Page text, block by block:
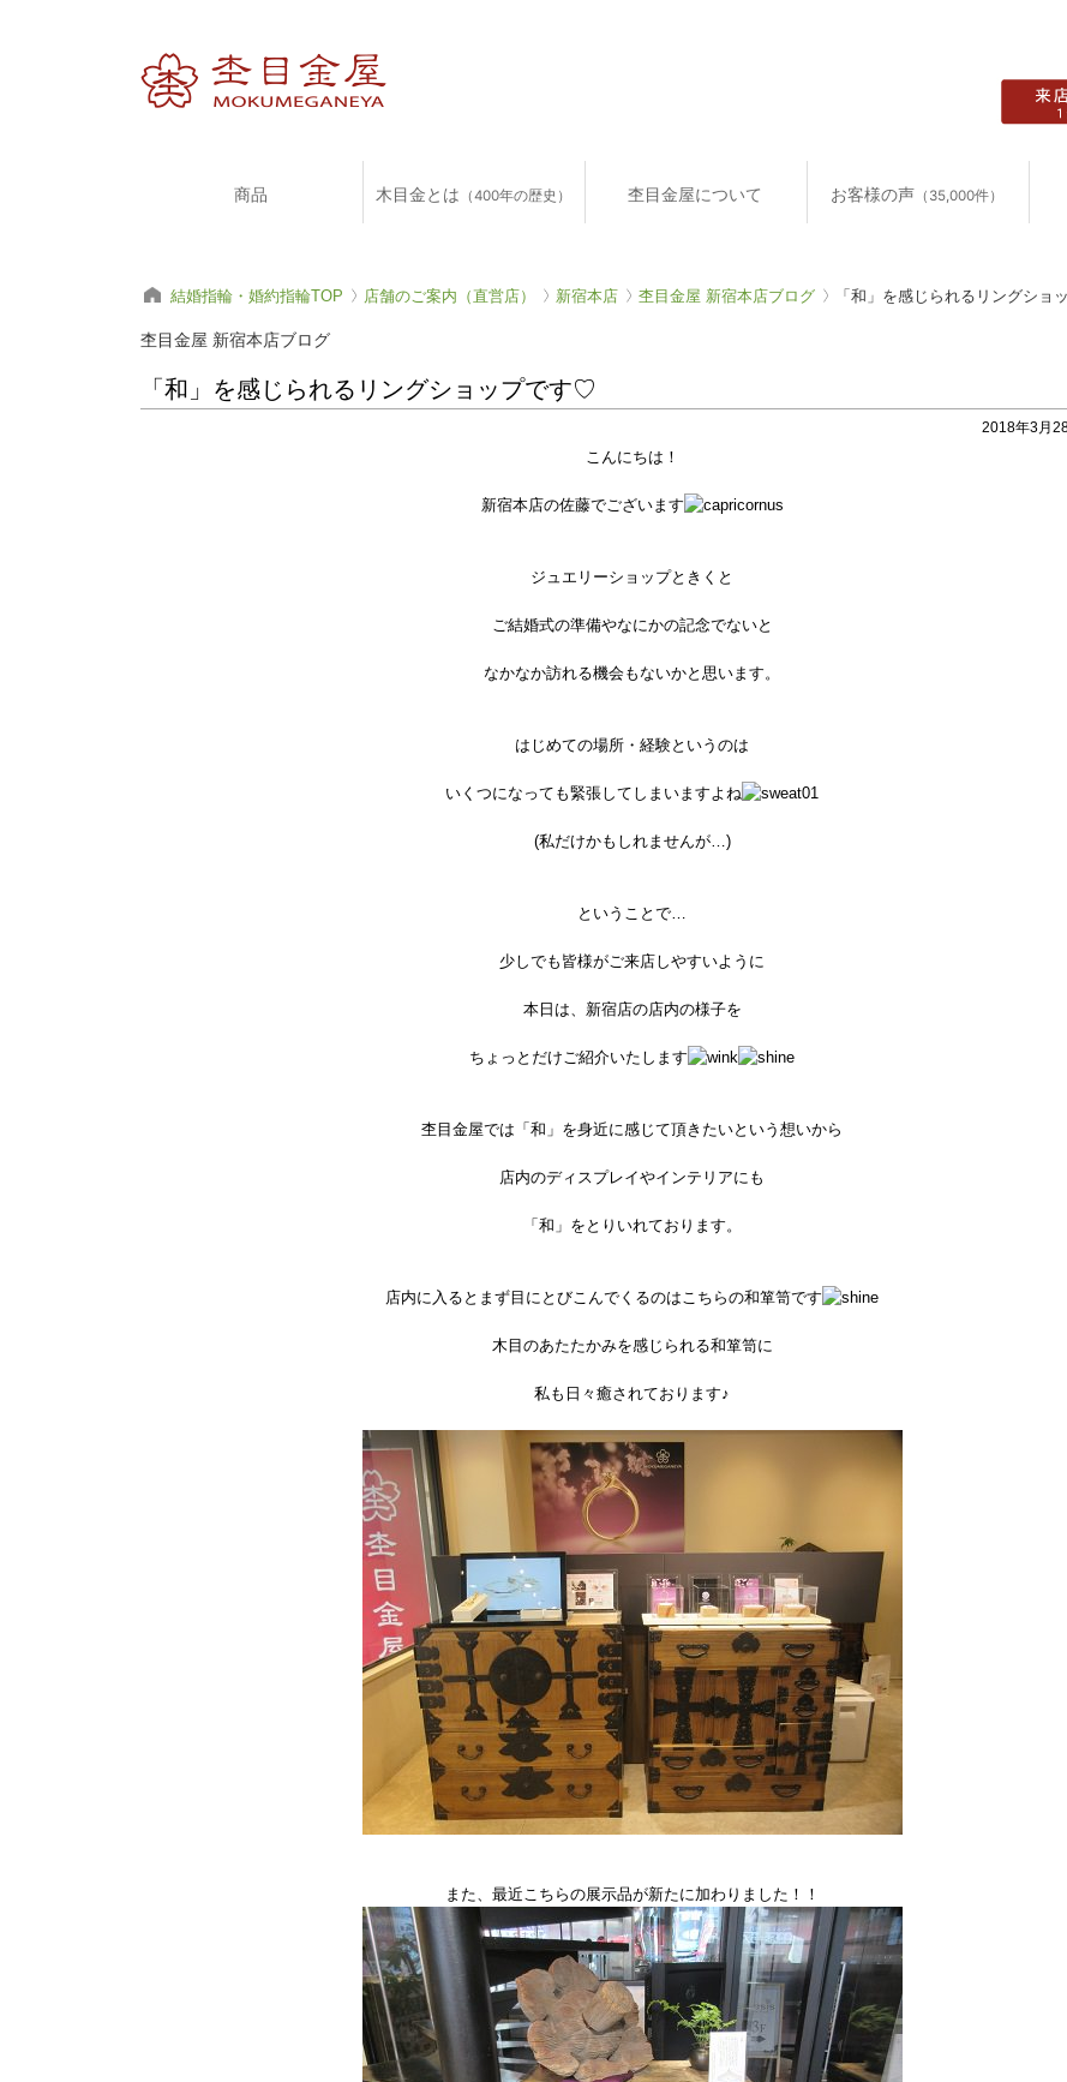
商品 木目金とは （400年の歴史） 杢目金屋について お客様の声 （35,000件）
結婚指輪・婚約指輪TOP 店舗のご案内（直営店） 新宿本店 杢目金屋 新宿本店ブログ 「和」を感じられるリングショ
杢目金屋 新宿本店ブログ
「和」を感じられるリングショップです♡
2018年3月
こんにちは！
新宿本店の佐藤でございます
ジュエリーショップときくと
ご結婚式の準備やなにかの記念でないと
なかなか訪れる機会もないかと思います。
はじめての場所・経験というのは
いくつになっても緊張してしまいますよね
(私だけかもしれませんが…)
ということで…
少しでも皆様がご来店しやすいように
本日は、新宿店の店内の様子を
ちょっとだけご紹介いたします
杢目金屋では「和」を身近に感じて頂きたいという想いから
店内のディスプレイやインテリアにも
「和」をとりいれております。
店内に入るとまず目にとびこんでくるのはこちらの和箪笥です
木目のあたたかみを感じられる和箪笥に
私も日々癒されております♪
また、最近こちらの展示品が新たに加わりました！！